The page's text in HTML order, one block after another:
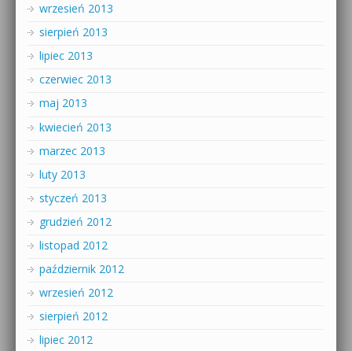
wrzesień 2013
sierpień 2013
lipiec 2013
czerwiec 2013
maj 2013
kwiecień 2013
marzec 2013
luty 2013
styczeń 2013
grudzień 2012
listopad 2012
październik 2012
wrzesień 2012
sierpień 2012
lipiec 2012